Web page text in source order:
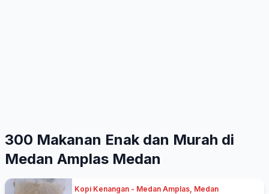
300 Makanan Enak dan Murah di
Medan Amplas Medan
Kopi Kenangan - Medan Amplas, Medan